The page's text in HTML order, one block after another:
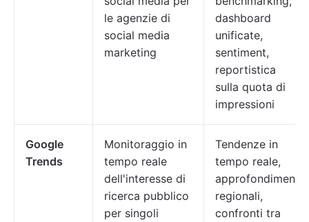
le agenzie di
social media
marketing
dashboard
unificate,
sentiment,
reportistica
sulla quota di
impressioni
Google
Trends
Monitoraggio in
tempo reale
dell'interesse di
ricerca pubblico
per singoli
Tendenze in
tempo reale,
approfondimenti
regionali,
confronti tra